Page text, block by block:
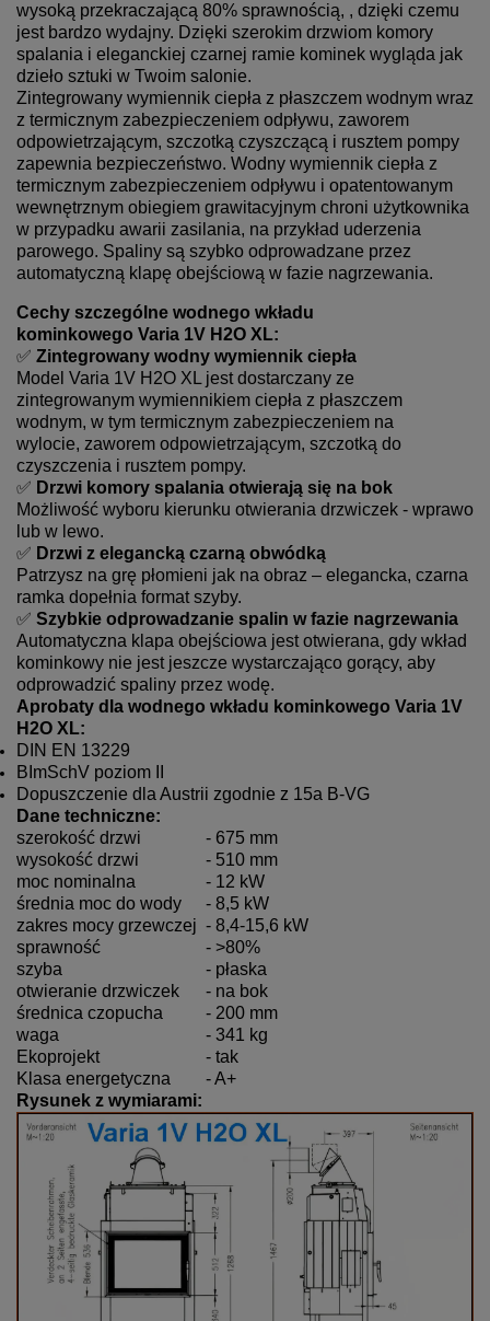
wysoką przekraczającą 80% sprawnością, , dzięki czemu
jest bardzo wydajny. Dzięki szerokim drzwiom komory
spalania i eleganckiej czarnej ramie kominek wygląda jak
dzieło sztuki w Twoim salonie.
Zintegrowany wymiennik ciepła z płaszczem wodnym wraz
z termicznym zabezpieczeniem odpływu, zaworem
odpowietrzającym, szczotką czyszczącą i rusztem pompy
zapewnia bezpieczeństwo. Wodny wymiennik ciepła z
termicznym zabezpieczeniem odpływu i opatentowanym
wewnętrznym obiegiem grawitacyjnym chroni użytkownika
w przypadku awarii zasilania, na przykład uderzenia
parowego. Spaliny są szybko odprowadzane przez
automatyczną klapę obejściową w fazie nagrzewania.
Cechy szczególne wodnego wkładu
kominkowego Varia 1V H2O XL:
✅ Zintegrowany wodny wymiennik ciepła
Model Varia 1V H2O XL jest dostarczany ze
zintegrowanym wymiennikiem ciepła z płaszczem
wodnym, w tym termicznym zabezpieczeniem na
wylocie, zaworem odpowietrzającym, szczotką do
czyszczenia i rusztem pompy.
✅ Drzwi komory spalania otwierają się na bok
Możliwość wyboru kierunku otwierania drzwiczek - wprawo
lub w lewo.
✅ Drzwi z elegancką czarną obwódką
Patrzysz na grę płomieni jak na obraz – elegancka, czarna
ramka dopełnia format szyby.
✅ Szybkie odprowadzanie spalin w fazie nagrzewania
Automatyczna klapa obejściowa jest otwierana, gdy wkład
kominkowy nie jest jeszcze wystarczająco gorący, aby
odprowadzić spaliny przez wodę.
Aprobaty dla wodnego wkładu kominkowego Varia 1V
H2O XL:
DIN EN 13229
BImSchV poziom II
Dopuszczenie dla Austrii zgodnie z 15a B-VG
Dane techniczne:
szerokość drzwi
- 675 mm
wysokość drzwi
- 510 mm
moc nominalna
- 12 kW
średnia moc do wody
- 8,5 kW
zakres mocy grzewczej - 8,4-15,6 kW
sprawność
- >80%
szyba
- płaska
otwieranie drzwiczek
- na bok
średnica czopucha
- 200 mm
waga
- 341 kg
Ekoprojekt
- tak
Klasa energetyczna
- A+
Rysunek z wymiarami: